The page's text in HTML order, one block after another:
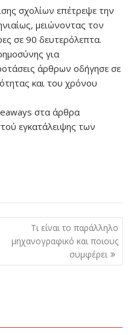
σχολίων επέτρεψε την
μειώνοντας τον
σε 90 δευτερόλεπτα.
για
άρθρων οδήγησε σε
και του χρόνου
στα άρθρα
εγκατάλειψης των
Τι είναι το παράλληλο
μηχανογραφικό και ποιους
συμφέρει